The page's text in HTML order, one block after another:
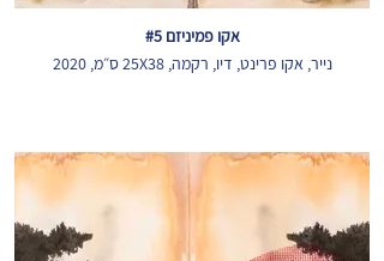
אקו פמיניזם #5
נייר, אקו פרינט, דיו, רקמה, 25X38 ס״מ, 2020